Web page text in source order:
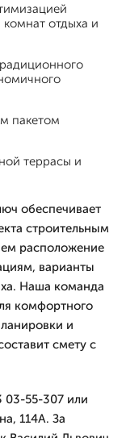
отдыха и
пакетом
террасы и
обеспечивает
строительным
расположение
варианты
Наша команда
комфортного
и
смету с
03-55-307 или
114А. За